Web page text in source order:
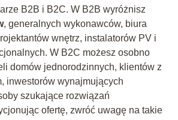
B2B i B2C. W B2B wyróżnisz
, generalnych wykonawców, biura
wnętrz, instalatorów PV i
W B2C możesz osobno
domów jednorodzinnych, klientów z
inwestorów wynajmujących
szukające rozwiązań
ofertę, zwróć uwagę na takie